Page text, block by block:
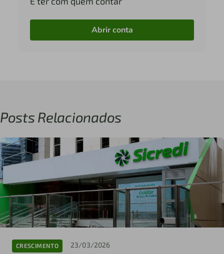
Abrir conta
Posts Relacionados
CRESCIMENTO 23/03/2026